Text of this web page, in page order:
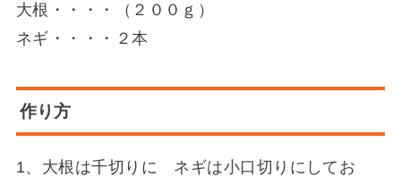
大根・・・・（２００ｇ）
ネギ・・・・２本
作り方
1、大根は千切りに ネギは小口切りにしてお